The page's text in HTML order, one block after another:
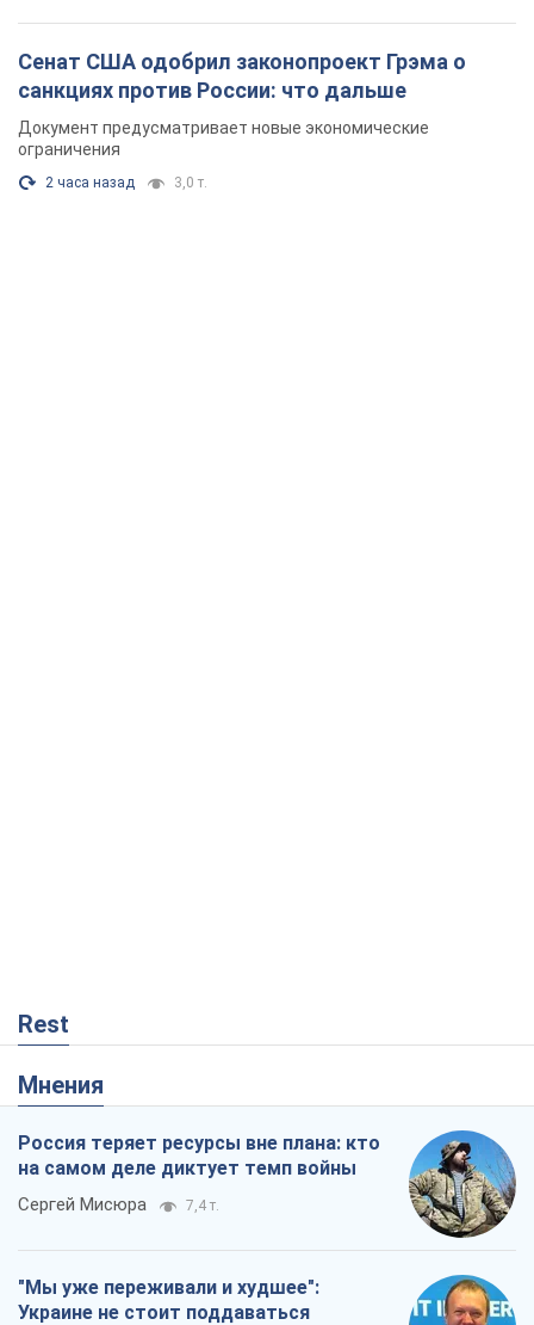
Сенат США одобрил законопроект Грэма о
санкциях против России: что дальше
Документ предусматривает новые экономические
ограничения
2 часа назад 3,0 т.
Rest
Мнения
Россия теряет ресурсы вне плана: кто
на самом деле диктует темп войны
Сергей Мисюра 7,4 т.
"Мы уже переживали и худшее":
Украине не стоит поддаваться